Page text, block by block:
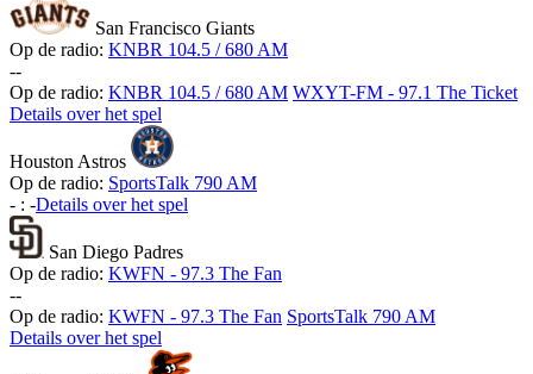
San Francisco Giants
Op de radio: KNBR 104.5 / 680 AM
--
Op de radio: KNBR 104.5 / 680 AM WXYT-FM - 97.1 The Ticket
Details over het spel
Houston Astros
Op de radio: SportsTalk 790 AM
- : -Details over het spel
San Diego Padres
Op de radio: KWFN - 97.3 The Fan
--
Op de radio: KWFN - 97.3 The Fan SportsTalk 790 AM
Details over het spel